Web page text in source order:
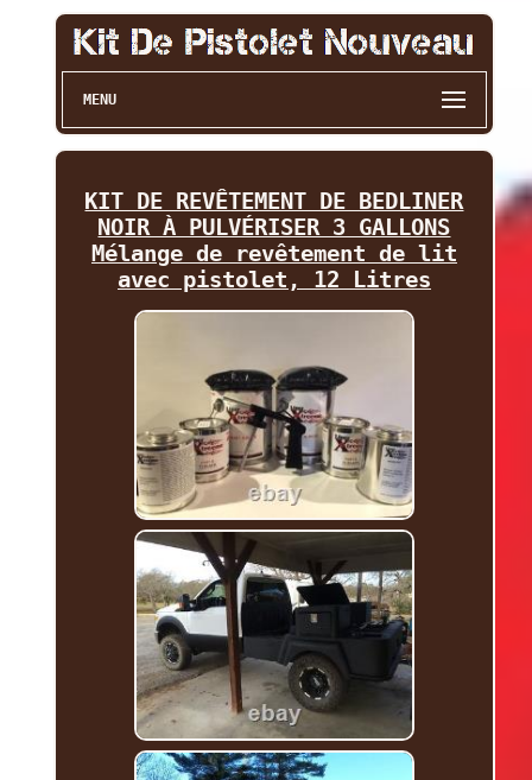
MENU
KIT DE REVÊTEMENT DE BEDLINER
NOIR À PULVÉRISER 3 GALLONS
Mélange de revêtement de lit
avec pistolet, 12 Litres